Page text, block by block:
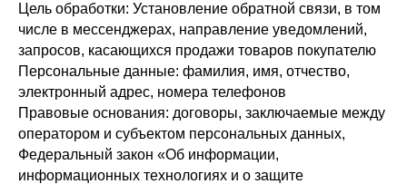
Цель обработки: Установление обратной связи, в том
числе в мессенджерах, направление уведомлений,
запросов, касающихся продажи товаров покупателю
Персональные данные: фамилия, имя, отчество,
электронный адрес, номера телефонов
Правовые основания: договоры, заключаемые между
оператором и субъектом персональных данных,
Федеральный закон «Об информации,
информационных технологиях и о защите